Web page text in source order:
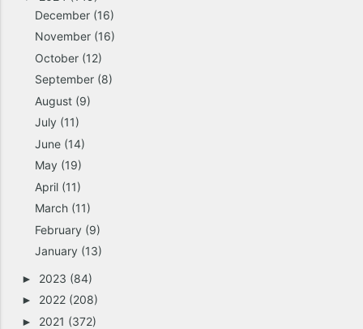
December (16)
November (16)
October (12)
September (8)
August (9)
July (11)
June (14)
May (19)
April (11)
March (11)
February (9)
January (13)
► 2023 (84)
► 2022 (208)
► 2021 (372)